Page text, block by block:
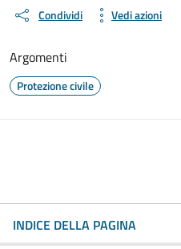
Condividi Vedi azioni
Argomenti
Protezione civile
INDICE DELLA PAGINA